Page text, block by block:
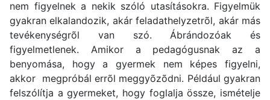
nem figyelnek a nekik szóló utasításokra. Figyelmük
gyakran elkalandozik, akár feladathelyzetrõl, akár más
tevékenységrõl van szó. Ábrándozóak és
figyelmetlenek. Amikor a pedagógusnak az a
benyomása, hogy a gyermek nem képes figyelni,
akkor megpróbál errõl meggyõzõdni. Például gyakran
felszólítja a gyermeket, hogy foglalja össze, ismételje